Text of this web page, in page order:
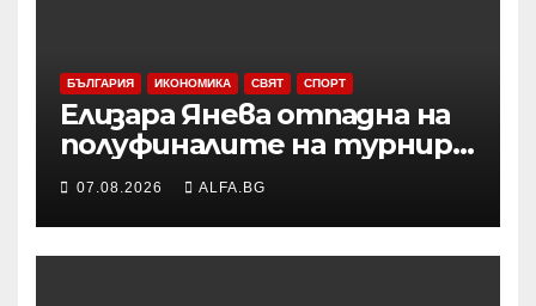
БЪЛГАРИЯ ИКОНОМИКА СВЯТ СПОРТ
Елизара Янева отпадна на
полуфиналите на турнир
по тенис УТА 125 във
Варшава, ще запише ново
рекордно класиране в
световната ранглиста в
07.08.2026 ALFA.BG